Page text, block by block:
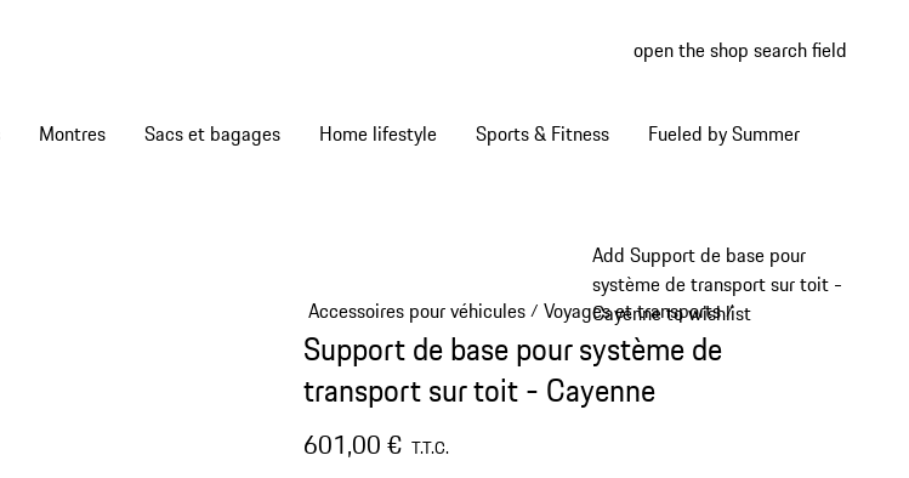
open the shop search field
Montres Sacs et bagages Home lifestyle Sports & Fitness Fueled by Summer
Add Support de base pour
système de transport sur toit -
Cayenne to wishlist
Accessoires pour véhicules/ Voyages et transports/
Support de base pour système de
transport sur toit - Cayenne
601,00 € T.T.C.